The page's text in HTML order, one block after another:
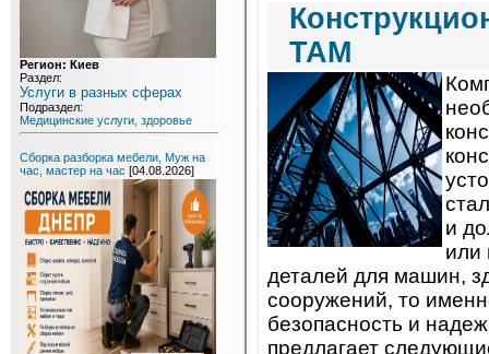
Регион: Киев
Раздел:
Услуги в разных сферах
Подраздел:
Медицинские услуги, здоровье
Сборка разборка мебели, Муж на
час, мастер на час [04.08.2026]
ТАМ
и
или
деталей для машин,
сооружений, то
безопасность и
предлагает